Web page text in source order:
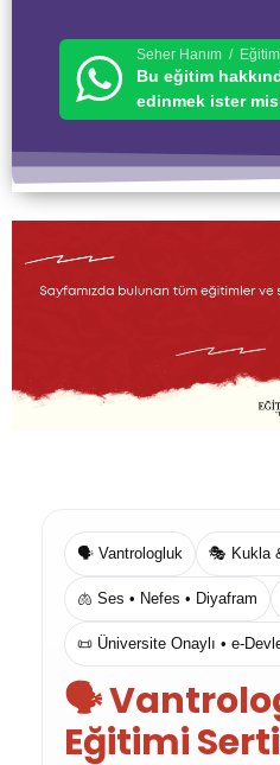
Seher Hanım / Eğitim
Bu eğitim
edinmek ister
🗣️ Vantrologluk 🎭 Kukla
🫁 Ses • Nefes • Diyafram
📜 Üniversite Onaylı • e-
🗣️
Eğitimi